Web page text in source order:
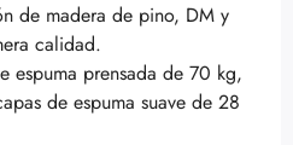
de madera de pino, DM y
calidad.
espuma prensada de 70 kg,
de espuma suave de 28